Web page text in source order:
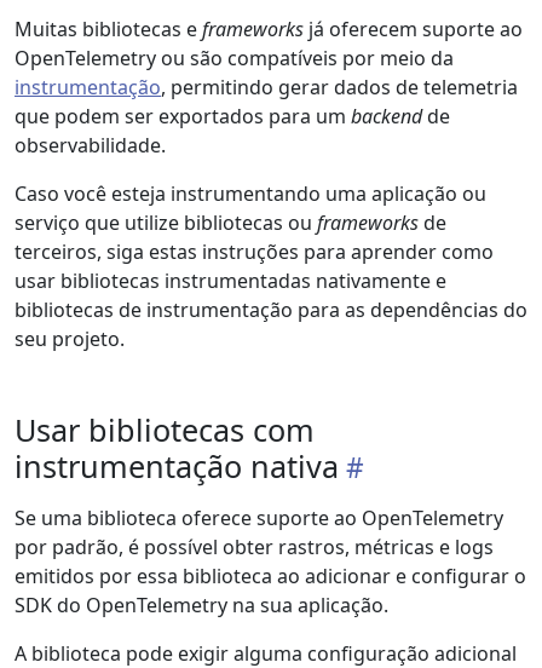
Muitas bibliotecas eframeworks já oferecem suporte ao
OpenTelemetry ou são compatíveis por meio da
instrumentação, permitindo gerar dados de telemetria
que podem ser exportados para um backendde
observabilidade.
Caso você esteja instrumentando uma aplicação ou
serviço que utilize bibliotecas ou frameworksde
terceiros, siga estas instruções para aprender como
usar bibliotecas instrumentadas nativamente e
bibliotecas de instrumentação para as dependências do
seu projeto.
Usar bibliotecas com
instrumentação nativa
Se uma biblioteca oferece suporte ao OpenTelemetry
por padrão, é possível obter rastros, métricas e logs
emitidos por essa biblioteca ao adicionar e configurar o
SDK do OpenTelemetry na sua aplicação.
A biblioteca pode exigir alguma configuração adicional